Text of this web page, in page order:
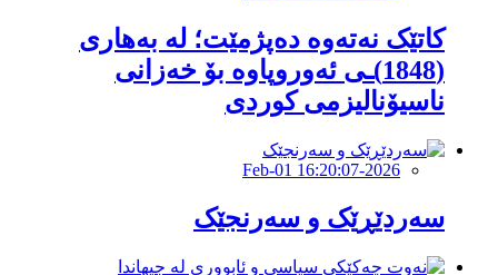
کاتێک نەتەوە دەپژمێت؛ لە بەهاری
(1848)ـی ئەوروپاوە بۆ خەزانی
ناسیۆنالیزمی کوردی
2026-Feb-01 16:20:07
سەردێڕێک و سەرنجێک